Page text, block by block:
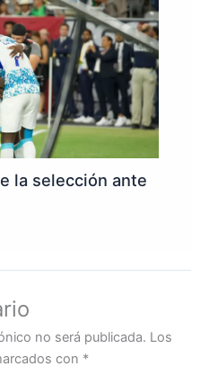
la selección ante
no será publicada. Los
con *